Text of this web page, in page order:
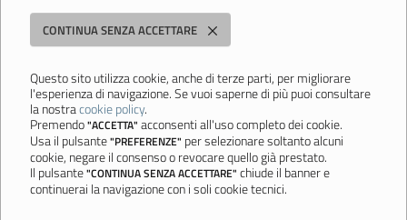
CONTINUA SENZA ACCETTARE
Questo sito utilizza cookie, anche di terze parti, per migliorare
l'esperienza di navigazione. Se vuoi saperne di più puoi consultare
la nostracookie policy.
Premendo"ACCETTA" acconsenti all'uso completo dei cookie.
Usa il pulsante"PREFERENZE" per selezionare soltanto alcuni
cookie, negare il consenso o revocare quello già prestato.
Il pulsante"CONTINUA SENZA ACCETTARE" chiude il banner e
continuerai la navigazione con i soli cookie tecnici.
Istituto Professionale Statale Socio-Commerciale-Artigianale "Cattaneo -
Deledda"
351005 - Email:morc08000g@istruzione.it- PEC:
morc08000g@pec.istruzione.it
Codice meccanografico: MORC08000G - C.F. 94177200360
Ultimo aggiornamento: Mercoledì, 29 Luglio 2026 ore 10:08